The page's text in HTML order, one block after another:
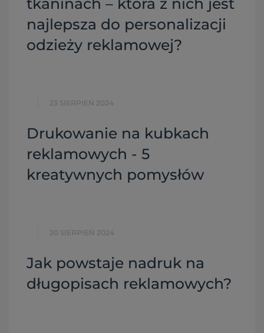
tkaninach – która z nich jest
najlepsza do personalizacji
odzieży reklamowej?
23 SIERPIEŃ 2024
Drukowanie na kubkach
reklamowych - 5
kreatywnych pomysłów
20 SIERPIEŃ 2024
Jak powstaje nadruk na
długopisach reklamowych?